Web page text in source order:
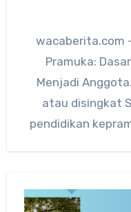
wacaberita.com
Pramuka:
Menjadi
atau disingkat
pendidikan